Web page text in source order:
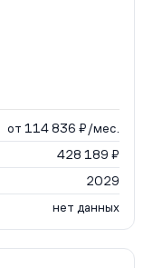
от 114 836 ₽/мес.
428 189 ₽
2029
нет данных